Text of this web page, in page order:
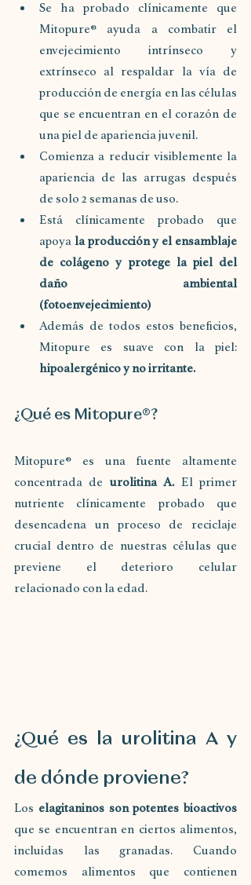
Se ha probado clínicamente que
Mitopure® ayuda a combatir el
envejecimiento intrínseco y
extrínseco al respaldar la vía de
producción de energía en las células
que se encuentran en el corazón de
una piel de apariencia juvenil.
Comienza a reducir visiblemente la
apariencia de las arrugas después
de solo 2 semanas de uso.
Está clínicamente probado que
apoya la producción y el ensamblaje
de colágeno y protege la piel del
daño ambiental
(fotoenvejecimiento)
Además de todos estos beneficios,
hipoalergénico y no irritante.
¿Qué es Mitopure®?
Mitopure® es una fuente altamente
concentrada de urolitina A. El primer
nutriente clínicamente probado que
desencadena un proceso de reciclaje
crucial dentro de nuestras células que
previene el deterioro celular
relacionado con la edad.
¿Qué es la urolitina A y
de dónde proviene?
Los
que se encuentran en ciertos alimentos,
incluidas las granadas. Cuando
comemos alimentos que contienen